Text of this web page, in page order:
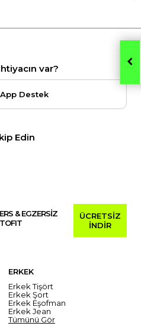
var?
Destek
Edin
& EGZERSİZ
ÜCRETSİZ
İNDİR
ERKEK
Erkek Tişört
Erkek Şort
Erkek Eşofman
Erkek Jean
Tümünü Gör